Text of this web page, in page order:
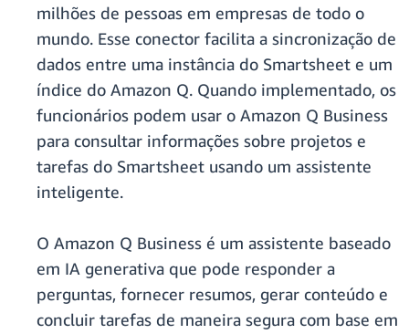
milhões de pessoas em empresas de todo o
mundo. Esse conector facilita a sincronização de
dados entre uma instância do Smartsheet e um
índice do Amazon Q. Quando implementado, os
funcionários podem usar o Amazon Q Business
para consultar informações sobre projetos e
tarefas do Smartsheet usando um assistente
inteligente.
O Amazon Q Business é um assistente baseado
em IA generativa que pode responder a
perguntas, fornecer resumos, gerar conteúdo e
concluir tarefas de maneira segura com base em